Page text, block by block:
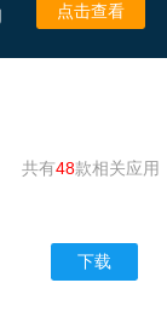
点击查看
共有48款相关应用
下载